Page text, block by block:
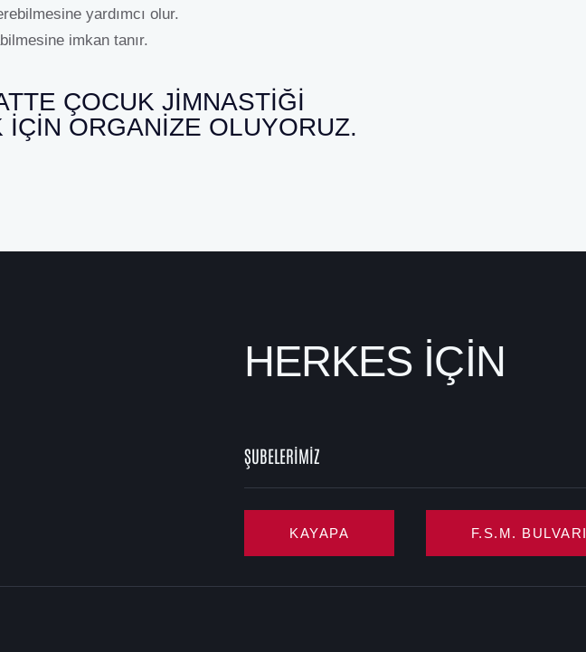
yardımcı olur.
imkan tanır.
ÇOCUK JIMNASTIĞI
ORGANIZE OLUYORUZ.
HERKES İÇİN
ŞUBELERİMİZ
KAYAPA F.S.M. BULVARI